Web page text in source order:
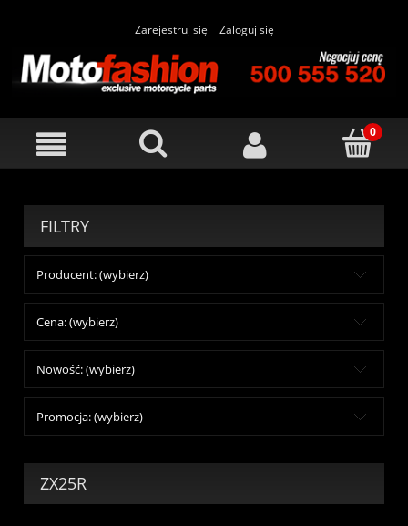
Zarejestruj się Zaloguj się
FILTRY
Producent: (wybierz)
Cena: (wybierz)
Nowość: (wybierz)
Promocja: (wybierz)
ZX25R